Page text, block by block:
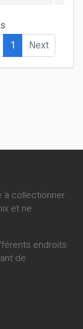
1 Next
à collectionner
et ne
endroits
de